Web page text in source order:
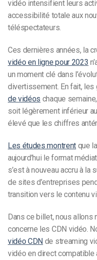
vidéo intensifient leurs
accessibilité totale aux
téléspectateurs.
Ces dernières années, la
vidéo en ligne pour 2023
un moment clé dans
divertissement. En fait, les
de vidéos chaque
soit légèrement inférieur
élevé que les chiffres
Les études montrentque
aujourd’hui le format
s’est à nouveau accru à
de sites d’entreprises
transition vers le contenu
Dans ce billet, nous allons
concerne les CDN vidéo.
vidéo CDN de streaming
vidéo en direct compatible